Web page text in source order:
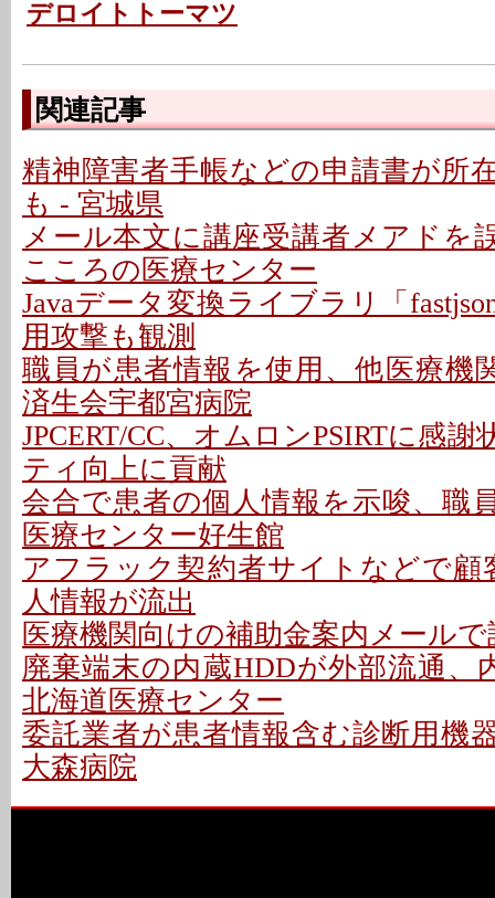
デロイトトーマツ
関連記事
精神障害者手帳などの申請書が所
も - 宮城県
メール本文に講座受講者メアドを
こころの医療センター
Javaデータ変換ライブラリ「
用攻撃も観測
職員が患者情報を使用、他医療機
済生会宇都宮病院
JPCERT/CC、オムロンPSIRTに感
ティ向上に貢献
会合で患者の個人情報を示唆、職
医療センター好生館
アフラック契約者サイトなどで顧
人情報が流出
医療機関向けの補助金案内メール
廃棄端末の内蔵HDDが外部流通、
北海道医療センター
委託業者が患者情報含む診断用機
大森病院